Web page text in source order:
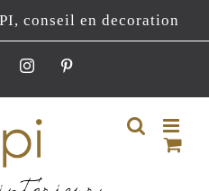
conseil en decoration
InstagramPinterest